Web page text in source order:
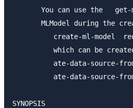
You can use the
MLModel during the
create-ml-model
which can be
ate-data-source-
ate-data-source-
SYNOPSIS